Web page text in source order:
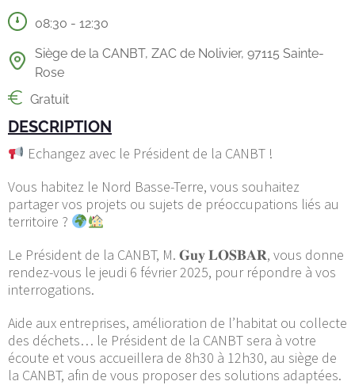
08:30 - 12:30
Siège de la CANBT, ZAC de Nolivier, 97115 Sainte-
Rose
Gratuit
DESCRIPTION
Echangez avec le Président de la CANBT !
Vous habitez le Nord Basse-Terre, vous souhaitez
partager vos projets ou sujets de préoccupations liés au
territoire ?
Le Président de la CANBT, M. 𝐆𝐮𝐲 𝐋𝐎𝐒𝐁𝐀𝐑, vous donne
rendez-vous le jeudi 6 février 2025, pour répondre à vos
interrogations.
Aide aux entreprises, amélioration de l’habitat ou collecte
des déchets… le Président de la CANBT sera à votre
écoute et vous accueillera de 8h30 à 12h30, au siège de
la CANBT, afin de vous proposer des solutions adaptées.